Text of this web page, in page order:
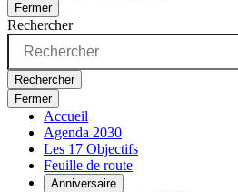
Fermer
Rechercher
Rechercher
Fermer
Accueil
Agenda 2030
Les 17 Objectifs
Feuille de route
Anniversaire